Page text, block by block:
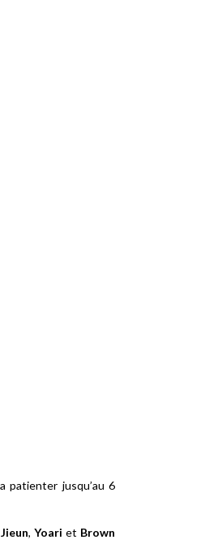
patienter jusqu’au 6
, Yoari et Brown